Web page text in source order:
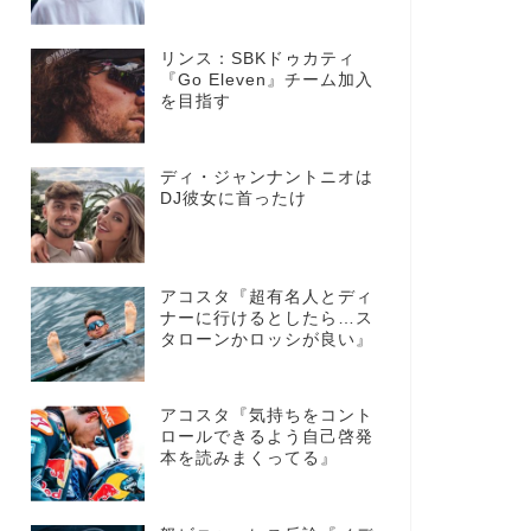
リンス：SBKドゥカティ
『Go Eleven』チーム加入
を目指す
ディ・ジャンナントニオは
DJ彼女に首ったけ
アコスタ『超有名人とディ
ナーに行けるとしたら…ス
タローンかロッシが良い』
アコスタ『気持ちをコント
ロールできるよう自己啓発
本を読みまくってる』